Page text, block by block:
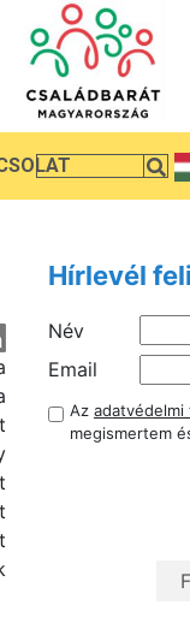
Hírlevél
Név
Email
Az adatvédelmi
megismertem